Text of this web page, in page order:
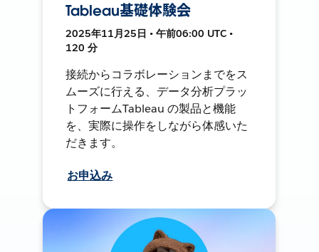
Tableau基礎体験会
2025年11月25日 • 午前06:00 UTC •
120 分
接続からコラボレーションまでをス
ムーズに行える、データ分析プラッ
トフォームTableau の製品と機能
を、実際に操作をしながら体感いた
だきます。
お申込み